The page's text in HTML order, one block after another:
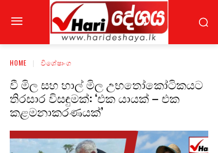
HOME විශේෂාංග
වී මිල සහ හාල් මිල උභතෝකෝටිකයට
තිරසාර විසඳුමක්: ‘එක යායක් – එක
කළමනාකරණයක්’